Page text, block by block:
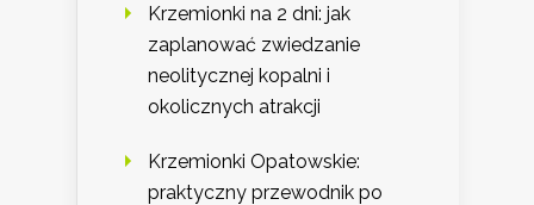
Krzemionki na 2 dni: jak
zaplanować zwiedzanie
neolitycznej kopalni i
okolicznych atrakcji
Krzemionki Opatowskie:
praktyczny przewodnik po